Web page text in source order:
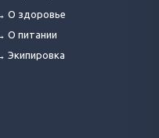
→ О здоровье
→ О питании
→ Экипировка